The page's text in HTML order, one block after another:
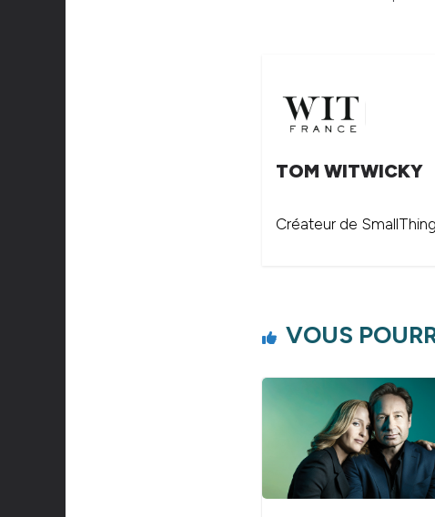
TOM WITWICKY
Créateur de
VOUS